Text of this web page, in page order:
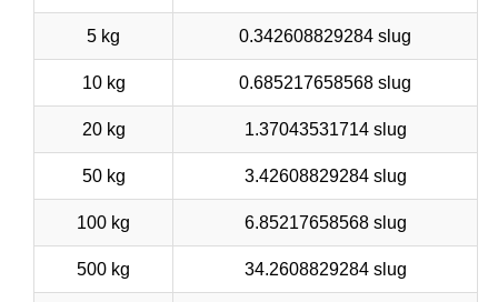
5 kg 0.342608829284 slug
10 kg 0.685217658568 slug
20 kg 1.37043531714 slug
50 kg 3.42608829284 slug
100 kg 6.85217658568 slug
500 kg 34.2608829284 slug